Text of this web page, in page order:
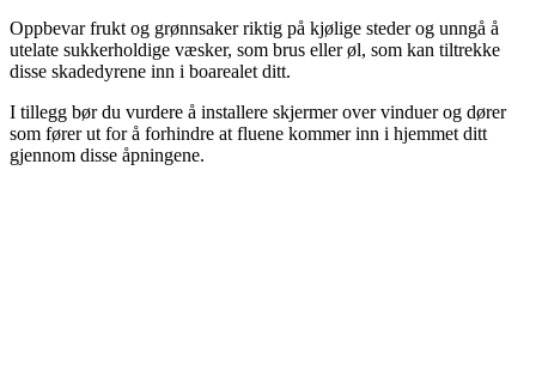
Oppbevar frukt og grønnsaker riktig på kjølige steder og unngå å
utelate sukkerholdige væsker, som brus eller øl, som kan tiltrekke
disse skadedyrene inn i boarealet ditt.
I tillegg bør du vurdere å installere skjermer over vinduer og dører
som fører ut for å forhindre at fluene kommer inn i hjemmet ditt
gjennom disse åpningene.